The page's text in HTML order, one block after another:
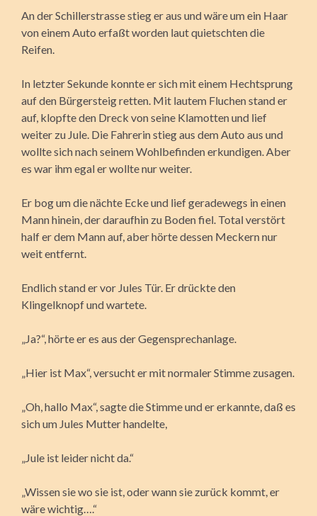
An der Schillerstrasse stieg er aus und wäre um ein Haar
von einem Auto erfaßt worden laut quietschten die
Reifen.
In letzter Sekunde konnte er sich mit einem Hechtsprung
auf den Bürgersteig retten. Mit lautem Fluchen stand er
auf, klopfte den Dreck von seine Klamotten und lief
weiter zu Jule. Die Fahrerin stieg aus dem Auto aus und
wollte sich nach seinem Wohlbefinden erkundigen. Aber
es war ihm egal er wollte nur weiter.
Er bog um die nächte Ecke und lief geradewegs in einen
Mann hinein, der daraufhin zu Boden fiel. Total verstört
half er dem Mann auf, aber hörte dessen Meckern nur
weit entfernt.
Endlich stand er vor Jules Tür. Er drückte den
Klingelknopf und wartete.
„Ja?“, hörte er es aus der Gegensprechanlage.
„Hier ist Max“, versucht er mit normaler Stimme zusagen.
„Oh, hallo Max“, sagte die Stimme und er erkannte, daß es
sich um Jules Mutter handelte,
„Jule ist leider nicht da.“
„Wissen sie wo sie ist, oder wann sie zurück kommt, er
wäre wichtig….“